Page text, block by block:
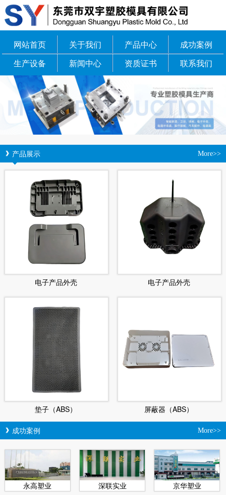
网站首页 关于我们 产品中心
成功案例
生产设备
新闻中心 资质证书 联系我们
More>>
产品展示
电子产品外壳 电子产品外壳
垫子（ABS） 屏蔽器（ABS）
More>>
成功案例
永高塑业 深联实业 京华塑业